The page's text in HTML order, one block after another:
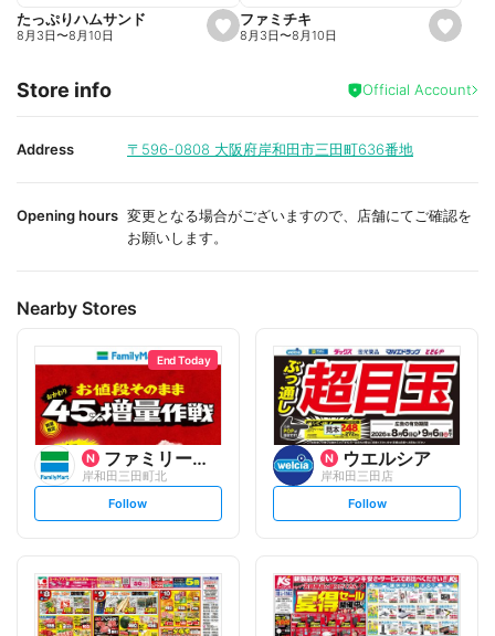
e
e
s
e
i
t
たっぷりハムサンド
8月3日〜8月10日
s
e
a
ファミチキ
8月3日〜8月10日
Store info Official Account
Address 〒596-0808 大阪府岸和田市三田町636番地
Opening hours 変更となる場合がございますので、店舗にてご確認を
お願いします。
Nearby Stores
End Today
ファミリーマート
岸和田三田町北
s
l
o
w
Follow
ウエルシア
岸和田三田店
s
l
o
w
Follow